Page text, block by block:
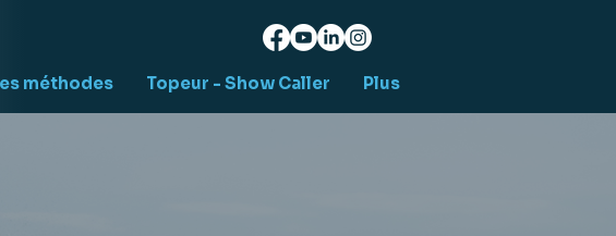
méthodes Topeur - Show Caller Plus